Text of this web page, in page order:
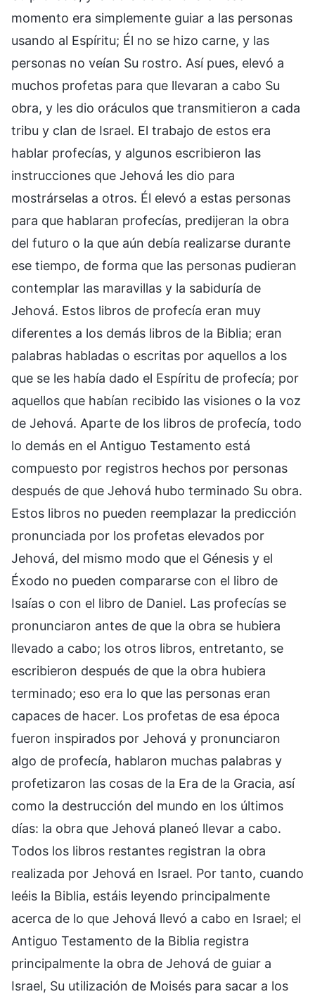
momento era simplemente guiar a las personas
usando al Espíritu; Él no se hizo carne, y las
personas no veían Su rostro. Así pues, elevó a
muchos profetas para que llevaran a cabo Su
obra, y les dio oráculos que transmitieron a cada
tribu y clan de Israel. El trabajo de estos era
hablar profecías, y algunos escribieron las
instrucciones que Jehová les dio para
mostrárselas a otros. Él elevó a estas personas
para que hablaran profecías, predijeran la obra
del futuro o la que aún debía realizarse durante
ese tiempo, de forma que las personas pudieran
contemplar las maravillas y la sabiduría de
Jehová. Estos libros de profecía eran muy
diferentes a los demás libros de la Biblia; eran
palabras habladas o escritas por aquellos a los
que se les había dado el Espíritu de profecía; por
aquellos que habían recibido las visiones o la voz
de Jehová. Aparte de los libros de profecía, todo
lo demás en el Antiguo Testamento está
compuesto por registros hechos por personas
después de que Jehová hubo terminado Su obra.
Estos libros no pueden reemplazar la predicción
pronunciada por los profetas elevados por
Jehová, del mismo modo que el Génesis y el
Éxodo no pueden compararse con el libro de
Isaías o con el libro de Daniel. Las profecías se
pronunciaron antes de que la obra se hubiera
llevado a cabo; los otros libros, entretanto, se
escribieron después de que la obra hubiera
terminado; eso era lo que las personas eran
capaces de hacer. Los profetas de esa época
fueron inspirados por Jehová y pronunciaron
algo de profecía, hablaron muchas palabras y
profetizaron las cosas de la Era de la Gracia, así
como la destrucción del mundo en los últimos
días: la obra que Jehová planeó llevar a cabo.
Todos los libros restantes registran la obra
realizada por Jehová en Israel. Por tanto, cuando
leéis la Biblia, estáis leyendo principalmente
acerca de lo que Jehová llevó a cabo en Israel; el
Antiguo Testamento de la Biblia registra
principalmente la obra de Jehová de guiar a
Israel, Su utilización de Moisés para sacar a los